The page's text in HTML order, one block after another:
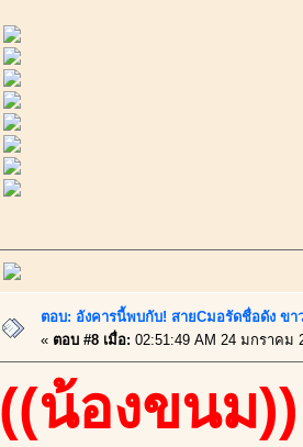
ตอบ: อังคารนี้พบกับ! สายCมอรัดชื่อดัง ขา
« ตอบ #8 เมื่อ: 02:51:49 AM 24 มกราคม
((น้องขนม))